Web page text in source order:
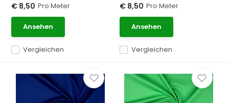
Vergleichen
€ 8,50 Pro Meter
Ansehen
Vergleichen
€ 8,50 Pro Meter
Ansehen